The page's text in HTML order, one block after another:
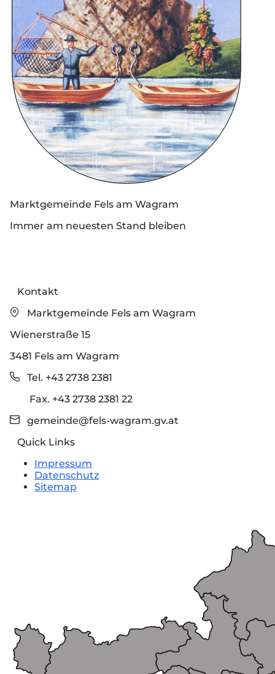
Marktgemeinde Fels am Wagram
Immer am neuesten Stand bleiben
Kontakt
Marktgemeinde Fels am Wagram
Wienerstraße 15
3481 Fels am Wagram
Tel. +43 2738 2381
Fax. +43 2738 2381 22
gemeinde@fels-wagram.gv.at
Quick Links
Impressum
Datenschutz
Sitemap